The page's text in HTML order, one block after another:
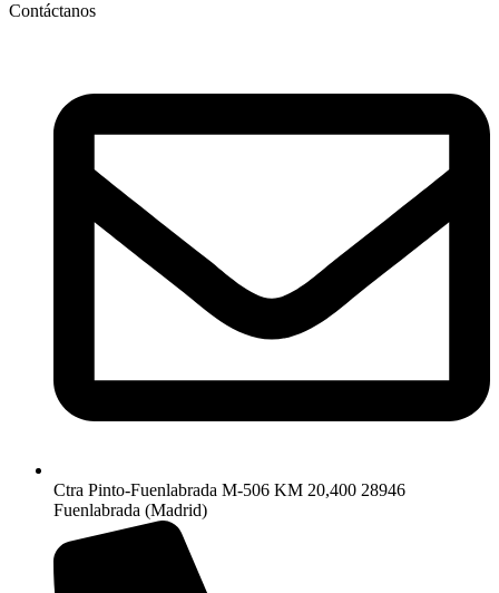
Contáctanos
Ctra Pinto-Fuenlabrada M-506 KM 20,400 28946
Fuenlabrada (Madrid)